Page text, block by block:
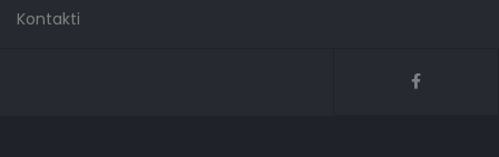
Kontakti